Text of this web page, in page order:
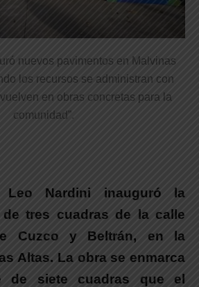
nuevos pavimentos en Malvinas
los recursos se administran con
en obras concretas para la
comunidad”.
Leo Nardini inauguró la
de tres cuadras de la calle
Cuzco y Beltrán, en la
Altas. La obra se enmarca
de siete cuadras que el